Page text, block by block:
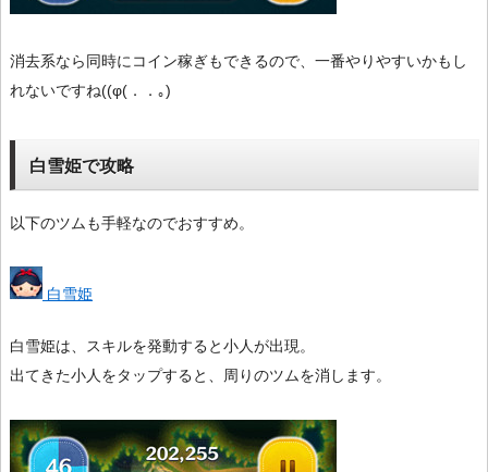
消去系なら同時にコイン稼ぎもできるので、一番やりやすいかもし
れないですね((φ(．．｡)
白雪姫で攻略
以下のツムも手軽なのでおすすめ。
白雪姫
白雪姫は、スキルを発動すると小人が出現。
出てきた小人をタップすると、周りのツムを消します。